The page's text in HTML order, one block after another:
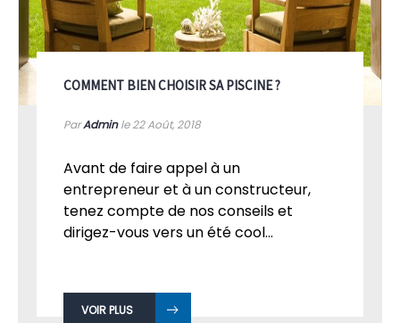
COMMENT BIEN CHOISIR SA PISCINE ?
ParAdminle 22Août, 2018
Avant de faire appel à un
entrepreneur et à un constructeur,
tenez compte de nos conseils et
dirigez-vous vers un été cool...
VOIR PLUS